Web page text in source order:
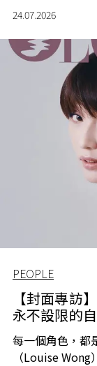
24.07.2026
PEOPLE
【封面專訪
永不設限的
每一個角色，都
（Louise